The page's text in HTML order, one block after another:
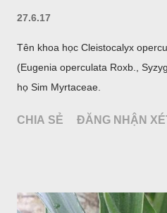
27.6.17
Tên khoa học Cleistocalyx
(Eugenia operculata Roxb.,
họ Sim Myrtaceae.
CHIA SẺ ĐĂNG NHẬN